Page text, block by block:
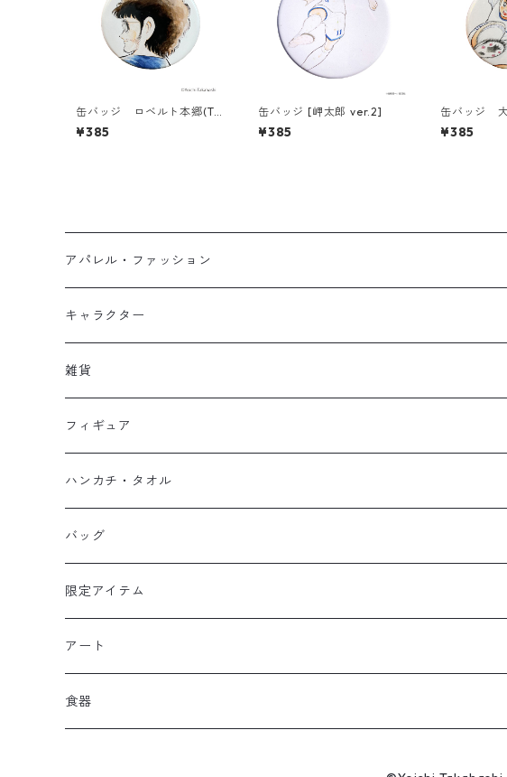
缶バッジ ロベルト本郷(T6
86-045)
¥385
缶バッジ [岬太郎 ver.2]
¥385
缶バッジ
-045)
¥385
アパレル・ファッション
キッズ
フーディー
スウェット
大人
フーディー
スウェット
マスク
キャラクター
大空翼
岬太郎
若林源三
日向小次郎
カール・ハインツ・シュナイダー
肖俊光
飛翔
雑貨
クッション
マグネット
缶バッジ
カーシェード
フォームローラー
こけし
フィギュア
HKDSTOY
UDF
POP UP PARADE
ハンカチ・タオル
手ぬぐい
タオル
バッグ
限定アイテム
アート
エアーアクリル
食器